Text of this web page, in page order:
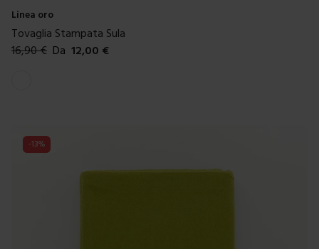
Linea oro
Tovaglia Stampata Sula
16,90€ Da 12,00 €
-13%